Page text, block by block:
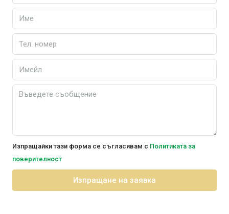
Изпращайки тази форма се съгласявам с Политиката за
поверителност
Изпращане на заявка